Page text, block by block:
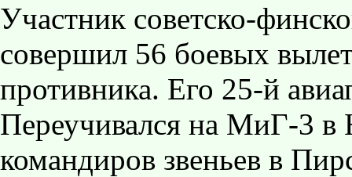
Участник советско-
совершил 56 боевых
противника. Его 25-й
Переучивался на МиГ-3 в
командиров звеньев в